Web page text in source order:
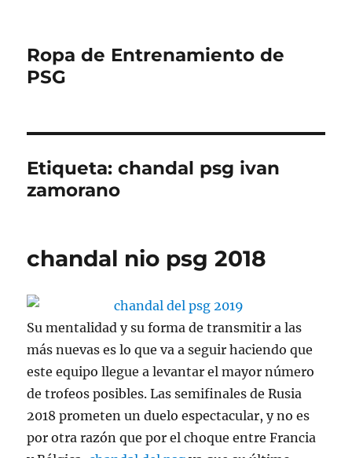
Ropa de Entrenamiento de
PSG
Etiqueta:chandal psg ivan
zamorano
chandal nio psg 2018
Su mentalidad y su forma de transmitir a las
más nuevas es lo que va a seguir haciendo que
este equipo llegue a levantar el mayor número
de trofeos posibles. Las semifinales de Rusia
2018 prometen un duelo espectacular, y no es
por otra razón que por el choque entre Francia